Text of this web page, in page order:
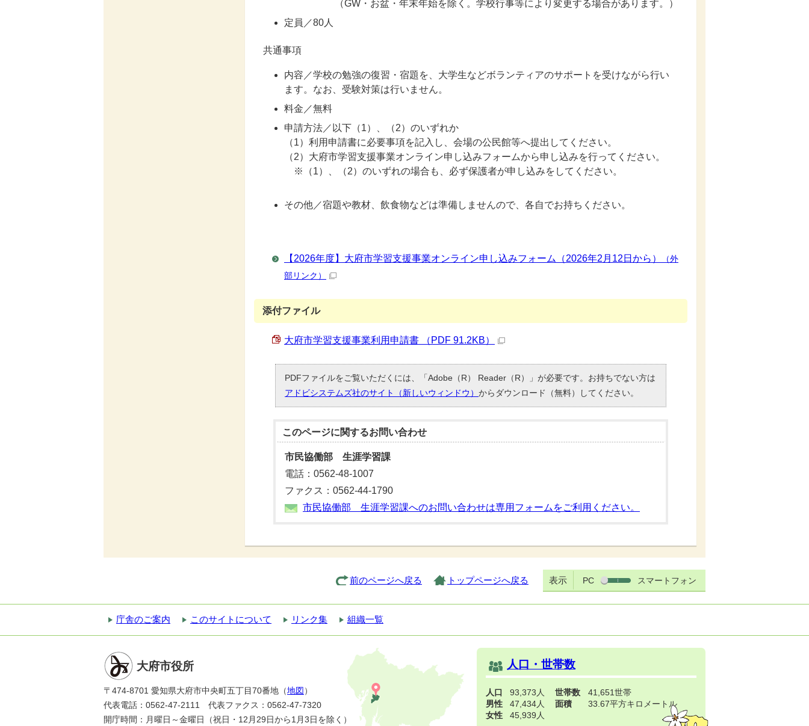
（GW・お盆・年末年始を除く。学校行事等により変更する場合があります。）
定員／80人
共通事項
内容／学校の勉強の復習・宿題を、大学生などボランティアのサポートを受けながら行い
ます。なお、受験対策は行いません。
料金／無料
申請方法／以下（1）、（2）のいずれか
（1）利用申請書に必要事項を記入し、会場の公民館等へ提出してください。
（2）大府市学習支援事業オンライン申し込みフォームから申し込みを行ってください。
※（1）、（2）のいずれの場合も、必ず保護者が申し込みをしてください。
その他／宿題や教材、飲食物などは準備しませんので、各自でお持ちください。
【2026年度】大府市学習支援事業オンライン申し込みフォーム（2026年2月12日から）
（外
部リンク）
添付ファイル
大府市学習支援事業利用申請書 （PDF 91.2KB）
PDFファイルをご覧いただくには、「Adobe（R） Reader（R）」が必要です。お持ちでない方は
アドビシステムズ社のサイト（新しいウィンドウ） からダウンロード（無料）してください。
このページに関するお問い合わせ
市民協働部 生涯学習課
電話：0562-48-1007
ファクス：0562-44-1790
市民協働部 生涯学習課へのお問い合わせは専用フォームをご利用ください。
前のページへ戻る トップページへ戻る 表示 PC スマートフォン
庁舎のご案内 このサイトについて リンク集 組織一覧
大府市役所
〒474-8701 愛知県大府市中央町五丁目70番地（地図 ）
代表電話：0562-47-2111 代表ファクス：0562-47-7320
開庁時間：月曜日～金曜日（祝日・12月29日から1月3日を除く）
人口・世帯数
人口
93,373人
男性
47,434人
女性
45,939人
世帯数
41,651世帯
面積
33.67平方キロメートル